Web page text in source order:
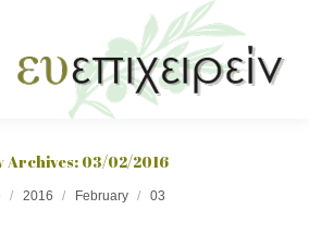
Archives: 03/02/2016
2016 February 03